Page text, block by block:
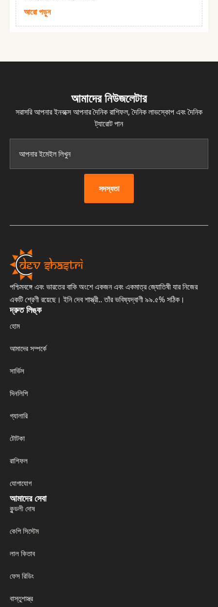
আরো পড়ুন
আমাদের নিউজলেটার
সরাসরি আপনার ইনবক্সে আপনার দৈনিক রাশিফল, দৈনিক লাভস্কোপ এবং দৈনিক
ট্যারোট পান
সদস্যতা
পশ্চিমবঙ্গে এবং ভারতের বাকি অংশে একজন এবং একমাত্র জ্যোতিষী যার নিজের
একটি শ্রেণী রয়েছে। ইনি দেব শাস্ত্রী.. তাঁর ভবিষ্যদ্বাণী ৯৯.৫% সঠিক।
দ্রুত লিঙ্ক
হোম
আমাদের সম্পর্কে
সার্ভিস
দিনলিপি
গ্যালারি
টোটকা
রাশিফল
যোগাযোগ
আমাদের সেবা
কুন্ডলী দোষ
কেপি সিস্টেম
লাল কিতাব
ফেস রিডিং
বাস্তুশাস্ত্র